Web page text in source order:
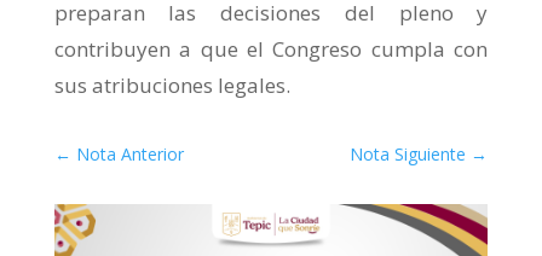
preparan las decisiones del pleno y
contribuyen a que el Congreso cumpla con
sus atribuciones legales.
← Nota Anterior Nota Siguiente →